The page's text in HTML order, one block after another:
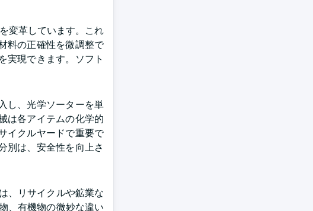
変革しています。これ
料の正確性を微調整で
実現できます。ソフト
し、光学ソーターを単
は各アイテムの化学的
イクルヤードで重要で
別は、安全性を向上さ
、リサイクルや鉱業な
、有機物の微妙な違い